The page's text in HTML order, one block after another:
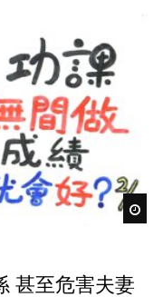
甚至危害夫妻